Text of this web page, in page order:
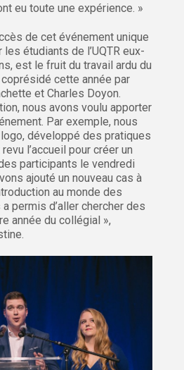
eu toute une expérience. »
de cet événement unique
étudiants de l’UQTR eux-
est le fruit du travail ardu du
cette année par
et Charles Doyon.
nous avons voulu apporter
Par exemple, nous
développé des pratiques
l’accueil pour créer un
participants le vendredi
ajouté un nouveau cas à
au monde des
permis d’aller chercher des
année du collégial »,